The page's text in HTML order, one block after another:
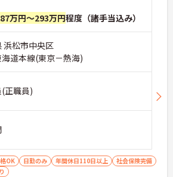
万円～293万円程度（諸手当込み）
浜松市中央区
海道本線(東京－熱海)
正職員)
OK 日勤のみ 年間休日110日以上
社会保険完備